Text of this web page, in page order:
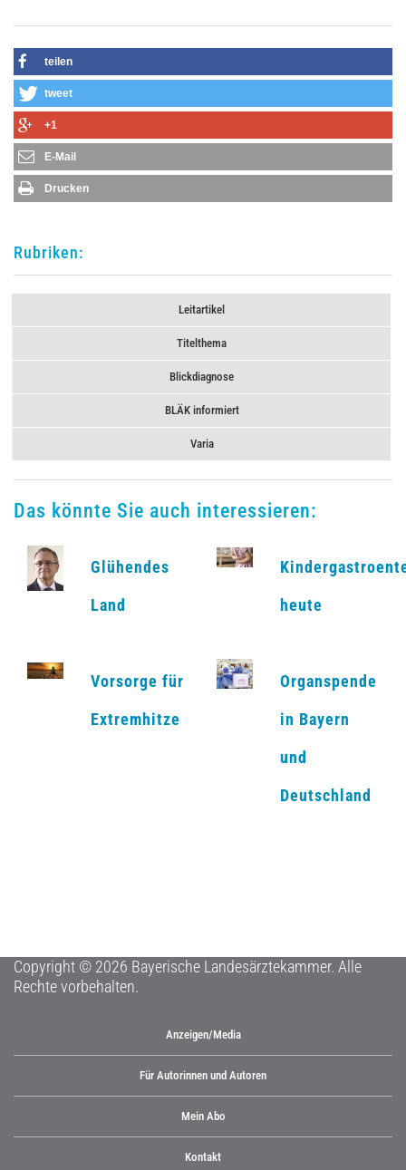
teilen
tweet
+1
E-Mail
Drucken
Rubriken:
Leitartikel
Titelthema
Blickdiagnose
BLÄK informiert
Varia
Das könnte Sie auch interessieren:
Glühendes
Land
heute
Vorsorge für
Extremhitze
Organspende
in Bayern
und
Deutschland
Copyright © 2026 Bayerische Landesärztekammer. Alle
Rechte vorbehalten.
Anzeigen/Media
Für Autorinnen und Autoren
Mein Abo
Kontakt